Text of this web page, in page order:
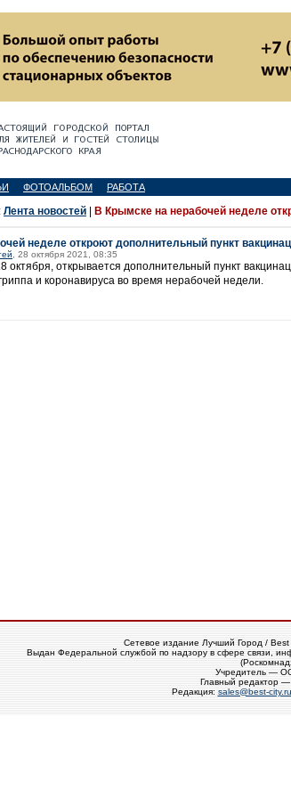
ФОТОАЛЬБОМ РАБОТА
Лента новостей В Крымске на нерабочей неделе
неделе откроют дополнительный пункт
, 28 октября 2021, 08:35
октября, открывается дополнительный пункт
и коронавируса во время нерабочей недели.
Сетевое издание Лучший Город / Best
Выдан Федеральной службой по надзору в сфере связи,
Учредитель —
Главный редактор
Редакция: sales@best-city.ru